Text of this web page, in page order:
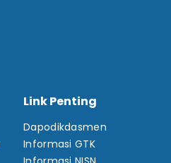
Link Penting
Dapodikdasmen
Informasi GTK